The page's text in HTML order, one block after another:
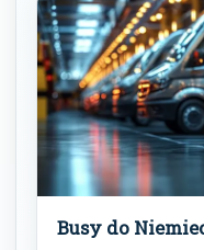
Busy do